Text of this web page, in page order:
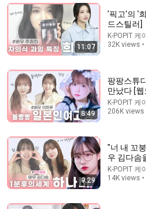
Cold CEO marries her by
loveless, but he secretly
戀愛劇情社
New 144K views
11:07
'픽고'의 '
드스틸러]
K-POPIT 케
32K views
8:49
팡팡스튜
만났다 [
K-POPIT 케
206K views
9:29
"너 내 꼬
우 김다솜
K-POPIT 케
14K views